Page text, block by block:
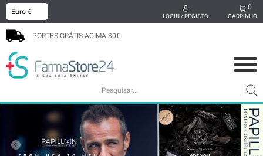
LOGIN / REGISTO CARRINHO
0
PORTES GRÁTIS ACIMA 30€
x
MAMÃ E BEBÉ
SUPLEMENTOS
CABELO
HIGIENE ORAL
SEXUALIDADE